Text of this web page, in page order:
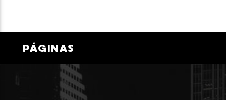
PÁGINAS